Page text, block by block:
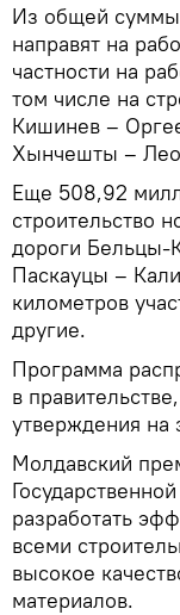
Из общей суммы
направят на
частности на
том числе на
Кишинев –
Хынчешты –
Еще 508,92
строительство
дороги Бельцы-
Паскауцы –
километров
другие.
Программа
в
утверждения на
Молдавский
разработать
всеми
высокое
материалов.